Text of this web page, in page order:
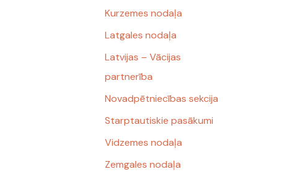
Kurzemes nodaļa
Latgales nodaļa
Latvijas – Vācijas
partnerība
Novadpētniecības sekcija
Starptautiskie pasākumi
Vidzemes nodaļa
Zemgales nodaļa